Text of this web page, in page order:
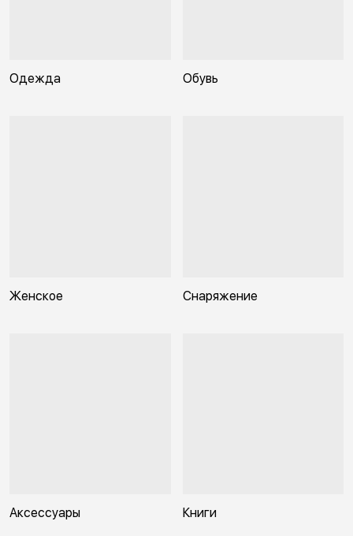
Одежда Обувь
Женское Снаряжение
Аксессуары Книги